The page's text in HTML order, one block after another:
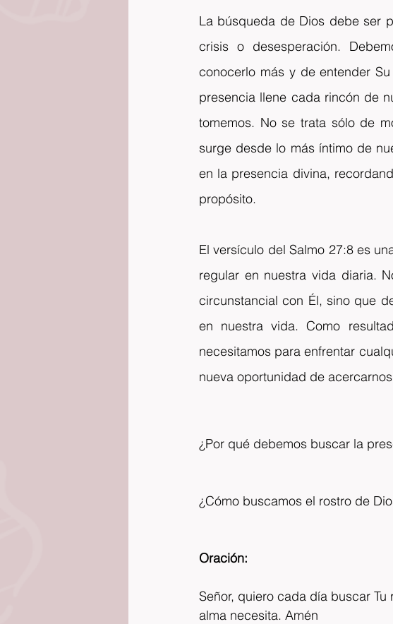
La búsqueda de Dios debe ser
crisis o desesperación.
conocerlo más y de entender
presencia llene cada rincón de
tomemos. No se trata sólo de
surge desde lo más íntimo de
en la presencia divina,
propósito.
El versículo del Salmo 27:8 es
regular en nuestra vida diaria.
circunstancial con Él, sino que
en nuestra vida. Como
necesitamos para enfrentar
nueva oportunidad de
¿Por qué debemos buscar la
¿Cómo buscamos el rostro de
Oración:
Señor, quiero cada día buscar
alma necesita. Amén